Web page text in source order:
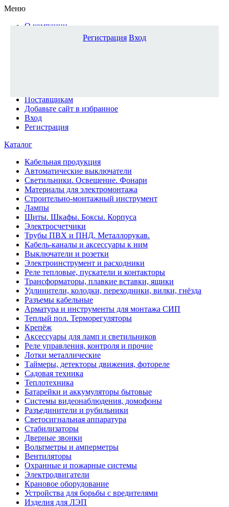
Меню
О компании
Доставка и оплата
Поставщикам
Добавьте сайт в избранное
Вход
Регистрация
Каталог
Кабельная продукция
Автоматические выключатели
Светильники. Освещение. Фонари
Материалы для электромонтажа
Строительно-монтажный инструмент
Лампы
Щиты. Шкафы. Боксы. Корпуса
Электросчетчики
Трубы ПВХ и ПНД. Металлорукав.
Кабель-каналы и аксессуары к ним
Выключатели и розетки
Электроинструмент и расходники
Реле тепловые, пускатели и контакторы
Трансформаторы, плавкие вставки, ящики
Удлинители, колодки, переходники, вилки, гнёзда
Разъемы кабельные
Арматура и инструменты для монтажа СИП
Теплый пол. Терморегуляторы
Крепёж
Аксессуары для ламп и светильников
Реле управления, контроля и прочие
Лотки металлические
Таймеры, детекторы движения, фотореле
Садовая техника
Теплотехника
Батарейки и аккумуляторы бытовые
Системы видеонаблюдения, домофоны
Разъединители и рубильники
Светосигнальная аппаратура
Стабилизаторы
Дверные звонки
Вольтметры и амперметры
Вентиляторы
Охранные и пожарные системы
Электродвигатели
Крановое оборудование
Устройства для борьбы с вредителями
Изделия для ЛЭП
Регистрация Вход